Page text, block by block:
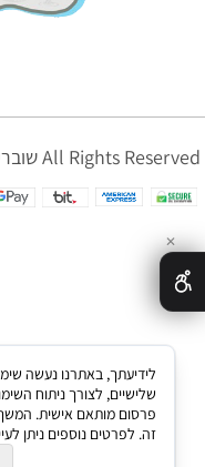
שוברים את הכלים © 2022 All Rights Reserved
✕
שלישיים, לצורך ניתוח
פרסום מותאם אישית.
זה. לפרטים נוספים ניתן